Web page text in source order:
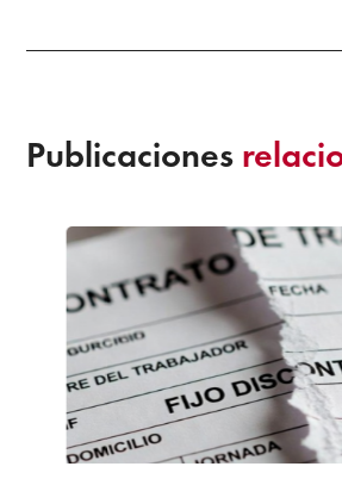
Publicaciones